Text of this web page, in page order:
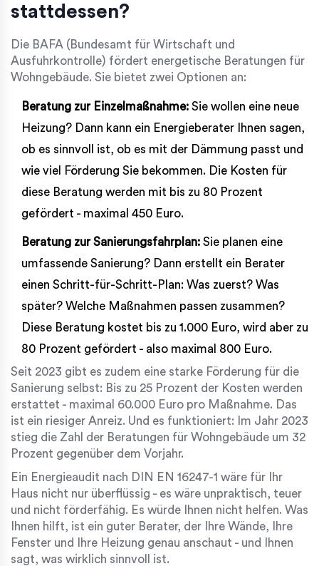
stattdessen?
Die BAFA (Bundesamt für Wirtschaft und
Ausfuhrkontrolle) fördert energetische Beratungen für
Wohngebäude. Sie bietet zwei Optionen an:
Beratung zur Einzelmaßnahme: Sie wollen eine neue
Heizung? Dann kann ein Energieberater Ihnen sagen,
ob es sinnvoll ist, ob es mit der Dämmung passt und
wie viel Förderung Sie bekommen. Die Kosten für
diese Beratung werden mit bis zu 80 Prozent
gefördert - maximal 450 Euro.
Beratung zur Sanierungsfahrplan: Sie planen eine
umfassende Sanierung? Dann erstellt ein Berater
einen Schritt-für-Schritt-Plan: Was zuerst? Was
später? Welche Maßnahmen passen zusammen?
Diese Beratung kostet bis zu 1.000 Euro, wird aber zu
80 Prozent gefördert - also maximal 800 Euro.
Seit 2023 gibt es zudem eine starke Förderung für die
Sanierung selbst: Bis zu 25 Prozent der Kosten werden
erstattet - maximal 60.000 Euro pro Maßnahme. Das
ist ein riesiger Anreiz. Und es funktioniert: Im Jahr 2023
stieg die Zahl der Beratungen für Wohngebäude um 32
Prozent gegenüber dem Vorjahr.
Ein Energieaudit nach DIN EN 16247-1 wäre für Ihr
Haus nicht nur überflüssig - es wäre unpraktisch, teuer
und nicht förderfähig. Es würde Ihnen nicht helfen. Was
Ihnen hilft, ist ein guter Berater, der Ihre Wände, Ihre
Fenster und Ihre Heizung genau anschaut - und Ihnen
sagt, was wirklich sinnvoll ist.